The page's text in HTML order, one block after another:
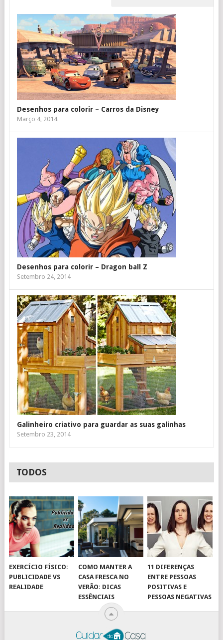
Desenhos para colorir – Carros da Disney
Março 4, 2014
Desenhos para colorir – Dragon ball Z
Setembro 24, 2014
Galinheiro criativo para guardar as suas galinhas
Setembro 23, 2014
TODOS
EXERCÍCIO FÍSICO:
PUBLICIDADE VS
REALIDADE
COMO MANTER A
CASA FRESCA NO
VERÃO: DICAS
ESSÊNCIAIS
11 DIFERENÇAS
ENTRE PESSOAS
POSITIVAS E
PESSOAS NEGATIVAS